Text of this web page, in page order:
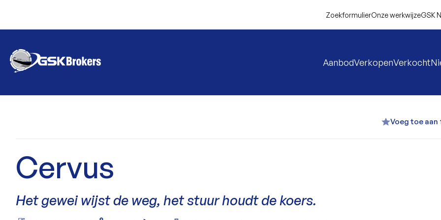
ZoekformulierOnze werkwijzeGSK
AanbodVerkopenVerkocht
Voeg toe
Cervus
Het gewei wijst de weg, het stuur houdt de koers.